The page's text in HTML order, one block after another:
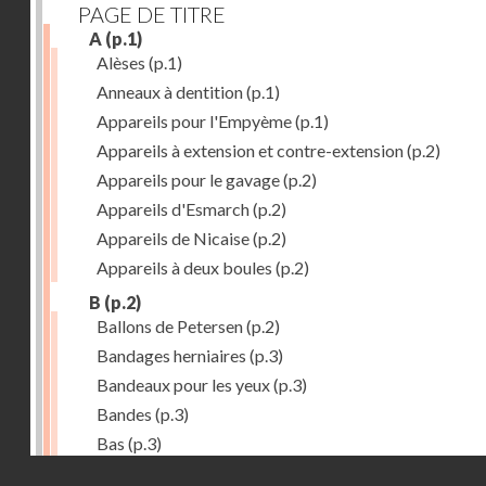
PAGE DE TITRE
A (p.1)
Alèses (p.1)
Anneaux à dentition(p.1)
Appareils pour l'Empyème(p.1)
Appareils à extension et contre-extension(p.2)
Appareils pour le gavage(p.2)
Appareils d'Esmarch(p.2)
Appareils de Nicaise(p.2)
Appareils à deux boules (p.2)
B (p.2)
Ballons de Petersen(p.2)
Bandages herniaires (p.3)
Bandeaux pour les yeux(p.3)
Bandes (p.3)
Bas (p.3)